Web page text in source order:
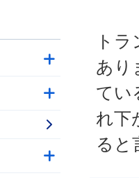
ト
あり
てい
れ下
ると